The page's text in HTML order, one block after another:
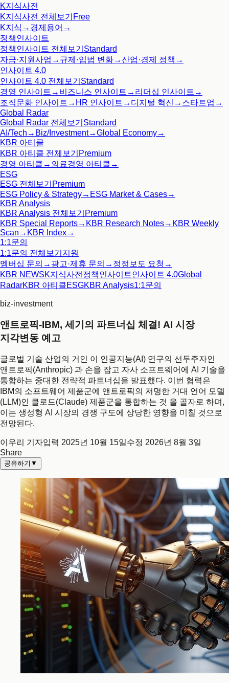
K지식사전
K지식사전 전체보기 Free
K지식 → 경제용어 →
정책인사이트
정책인사이트 전체보기 Standard
자금·지원사업 → 규제·입법 변화→산업·경제 정책 →
인사이트 4.0
인사이트 4.0 전체보기 Standard
경영 인사이트 → 비즈니스 인사이트 → 리더십 인사이트 →
조직문화 인사이트 → HR 인사이트 → 디지털 혁신 → 스타트업 →
Global Radar
Global Radar 전체보기 Standard
AI/Tech → Biz/Investment→Global Economy→
KBR 아티클
KBR 아티클 전체보기 Premium
경영 아티클 → 의료경영 아티클 →
ESG
ESG 전체보기 Premium
ESG Policy & Strategy→ ESG Market & Cases→
KBR Analysis
KBR Analysis 전체보기 Premium
KBR Special Reports→ KBR Research Notes→ KBR Weekly
Scan → KBR Index→
1:1문의
1:1문의 전체보기 지원
멤버십 문의 → 광고·제휴 문의 → 정정보도 요청 →
KBR NEWSK지식사전 정책인사이트인사이트 4.0Global
RadarKBR 아티클ESGKBR Analysis1:1문의
biz-investment
앤트로픽-IBM, 세기의 파트너십 체결! AI 시장
지각변동 예고
글로벌 기술 산업의 거인 이 인공지능(AI) 연구의 선두주자인
앤트로픽(Anthropic) 과 손을 잡고 자사 소프트웨어에 AI 기술을
통합하는 중대한 전략적 파트너십을 발표했다. 이번 협력은
IBM의 소프트웨어 제품군에 앤트로픽의 저명한 거대 언어 모델
(LLM)인 클로드(Claude) 제품군을 통합하는 것 을 골자로 하며,
이는 생성형 AI 시장의 경쟁 구도에 상당한 영향을 미칠 것으로
전망된다.
이우리 기자입력 2025년 10월 15일수정 2026년 8월 3일
Share
공유하기 ▼